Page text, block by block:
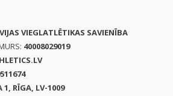
VIEGLATLĒTIKAS SAVIENĪBA
40008029019
1, RĪGA, LV-1009